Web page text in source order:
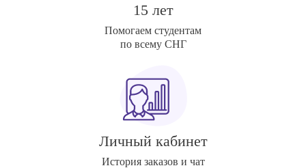
15 лет
Помогаем студентам
по всему СНГ
Личный кабинет
История заказов и чат